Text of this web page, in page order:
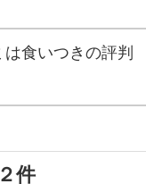
食いつきの評判
件